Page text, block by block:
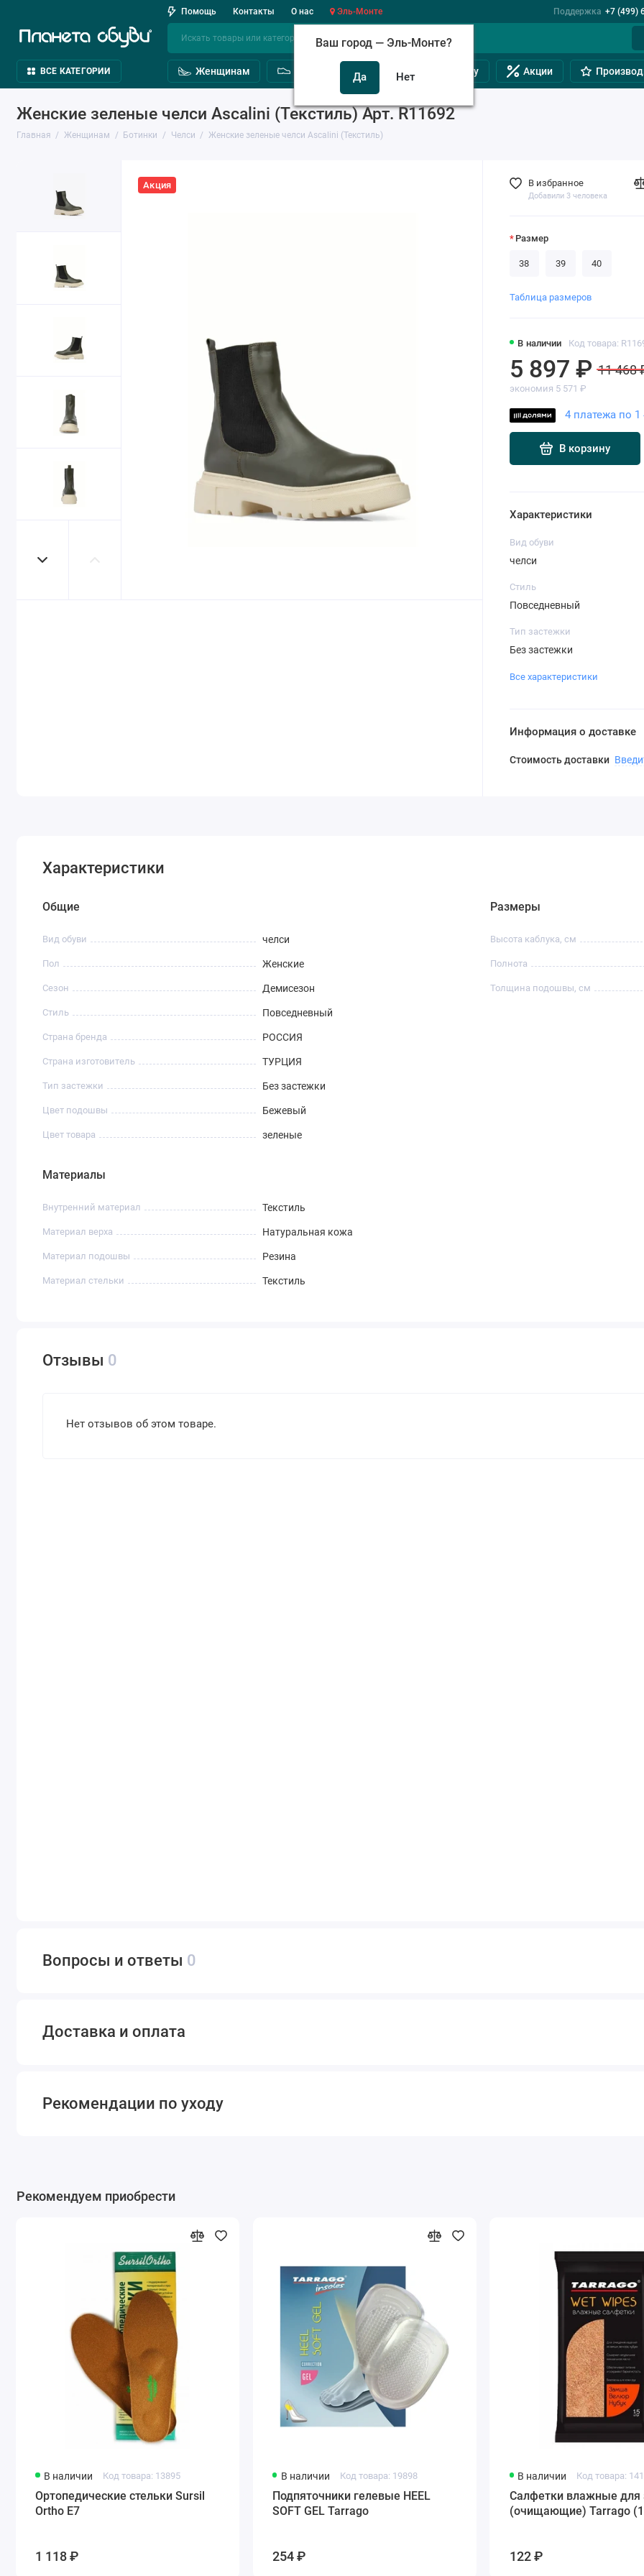
Помощь Контакты О нас Эль-Монте
Ваш город — Эль-Монте?
Поддержка +7 (499)
ВСЕ КАТЕГОРИИ Женщинам Обувь на полную ногу Акции
Женские зеленые челси Ascalini (Текстиль) Арт. R11692
Главная Женщинам Ботинки Челси Женские зеленые челси Ascalini (Текстиль)
Акция
В наличии Код товара:
5 897 ₽ 11 468
экономия 5 571 ₽
4 платежа по 1
В корзину
В избранное
Добавили 3 человека
Размер
38 39 40
Таблица размеров
Характеристики
Вид обуви
челси
Стиль
Повседневный
Тип застежки
Без застежки
Все характеристики
Информация о доставке
Стоимость доставки
Характеристики
Общие
Вид обуви челси
Пол Женские
Сезон Демисезон
Стиль Повседневный
Страна бренда РОССИЯ
Страна изготовитель ТУРЦИЯ
Тип застежки Без застежки
Цвет подошвы Бежевый
Цвет товара зеленые
Размеры
Высота каблука, см
Полнота
Толщина подошвы, см
Материалы
Внутренний материал Текстиль
Материал верха Натуральная кожа
Материал подошвы Резина
Материал стельки Текстиль
Отзывы 0
Нет отзывов об этом товаре.
Вопросы и ответы 0
Доставка и оплата
Рекомендации по уходу
Рекомендуем приобрести
В наличии Код товара: 13895
Ортопедические стельки Sursil
Ortho Е7
1 118 ₽
В наличии Код товара: 19898
Подпяточники гелевые HEEL
SOFT GEL Tarrago
254 ₽
В наличии Код товара:
Салфетки влажные
(очищающие) Tarrago
122 ₽